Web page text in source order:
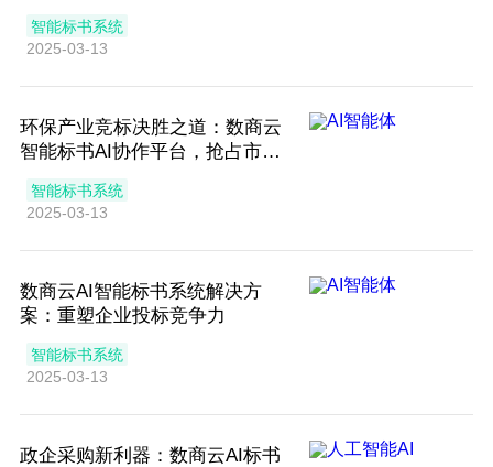
智能标书系统
2025-03-13
环保产业竞标决胜之道：数商云
智能标书AI协作平台，抢占市场
智能标书系统
2025-03-13
数商云AI智能标书系统解决方
案：重塑企业投标竞争力
智能标书系统
2025-03-13
政企采购新利器：数商云AI标书